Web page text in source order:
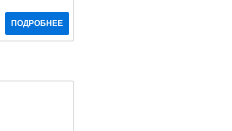
ПОДРОБНЕЕ